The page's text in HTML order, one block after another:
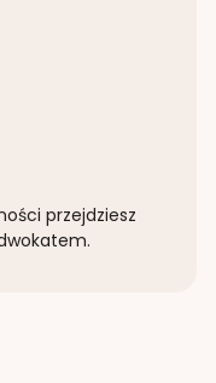
przejdziesz